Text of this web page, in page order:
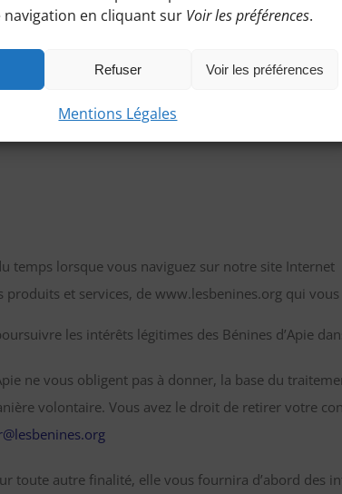
navigation en cliquant sur Voir les préférences.
Refuser Voir les préférences
Mentions Légales
d’Apie en relation avec les données vous
à caractère personnel est le bon
telles que le courriel ou vos coordonnées postales
temps lorsque vous naviguez sur notre site Internet
et services, de www.lesbenines.org qui
les intérêts légitimes des Bénines d’Apie
ne vous obligent pas à donner, la base du
volontaire. Vous avez le droit de retirer votre
toute autre finalité, elle vous fournira d’abord des